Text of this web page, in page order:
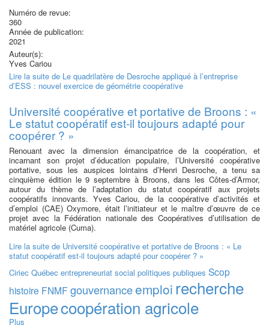
Numéro de revue:
360
Année de publication:
2021
Auteur(s):
Yves Cariou
Lire la suite de Le quadrilatère de Desroche appliqué à l’entreprise
d’ESS : nouvel exercice de géométrie coopérative
Université coopérative et portative de Broons : «
Le statut coopératif est-il toujours adapté pour
coopérer ? »
Renouant avec la dimension émancipatrice de la coopération, et
incarnant son projet d’éducation populaire, l’Université coopérative
portative, sous les auspices lointains d’Henri Desroche, a tenu sa
cinquième édition le 9 septembre à Broons, dans les Côtes-d’Armor,
autour du thème de l’adaptation du statut coopératif aux projets
coopératifs innovants. Yves Cariou, de la coopérative d’activités et
d’emploi (CAE) Oxymore, était l’initiateur et le maître d’œuvre de ce
projet avec la Fédération nationale des Coopératives d’utilisation de
matériel agricole (Cuma).
Lire la suite de Université coopérative et portative de Broons : « Le
statut coopératif est-il toujours adapté pour coopérer ? »
Ciriec Québec entrepreneuriat social politiques publiques Scop
histoire FNMF gouvernanceemploi recherche
Europecoopération agricole
Plus